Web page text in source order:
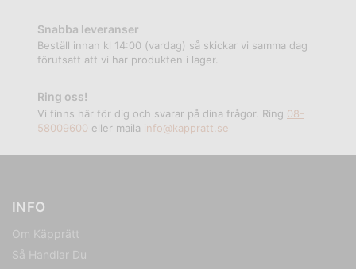
Snabba leveranser
Beställ innan kl 14:00 (vardag) så skickar vi samma dag
förutsatt att vi har produkten i lager.
Ring oss!
Vi finns här för dig och svarar på dina frågor. Ring 08-
58009600 eller maila info@kappratt.se
INFO
Om Käpprätt
Så Handlar Du